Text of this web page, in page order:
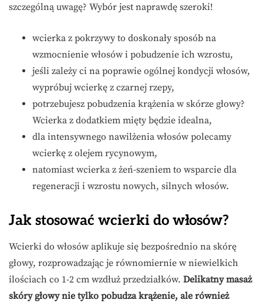
szczególną uwagę? Wybór jest naprawdę szeroki!
wcierka z pokrzywy to doskonały sposób na
wzmocnienie włosów i pobudzenie ich wzrostu,
jeśli zależy ci na poprawie ogólnej kondycji włosów,
wypróbuj wcierkę z czarnej rzepy,
potrzebujesz pobudzenia krążenia w skórze głowy?
Wcierka z dodatkiem mięty będzie idealna,
dla intensywnego nawilżenia włosów polecamy
wcierkę z olejem rycynowym,
natomiast wcierka z żeń-szeniem to wsparcie dla
regeneracji i wzrostu nowych, silnych włosów.
Jak stosować wcierki do włosów?
Wcierki do włosów aplikuje się bezpośrednio na skórę
głowy, rozprowadzając je równomiernie w niewielkich
ilościach co 1-2 cm wzdłuż przedziałków. Delikatny masaż
skóry głowy nie tylko pobudza krążenie, ale również